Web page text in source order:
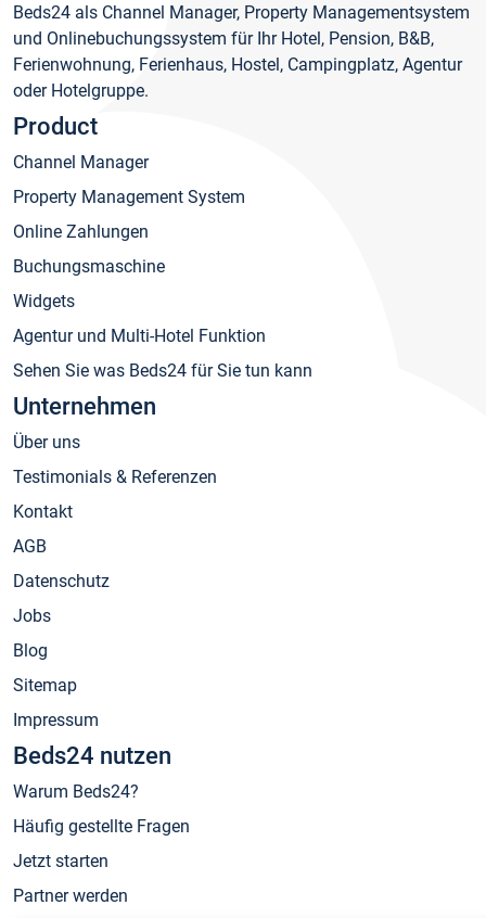
Beds24 als Channel Manager, Property Managementsystem
und Onlinebuchungssystem für Ihr Hotel, Pension, B&B,
Ferienwohnung, Ferienhaus, Hostel, Campingplatz, Agentur
oder Hotelgruppe.
Product
Channel Manager
Property Management System
Online Zahlungen
Buchungsmaschine
Widgets
Agentur und Multi-Hotel Funktion
Sehen Sie was Beds24 für Sie tun kann
Unternehmen
Über uns
Testimonials & Referenzen
Kontakt
AGB
Datenschutz
Jobs
Blog
Sitemap
Impressum
Beds24 nutzen
Warum Beds24?
Häufig gestellte Fragen
Jetzt starten
Partner werden